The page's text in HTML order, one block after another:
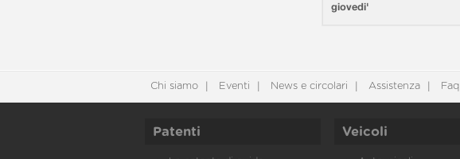
giovedi'
Chi siamo Eventi News e circolari Assistenza Faq
Patenti Veicoli